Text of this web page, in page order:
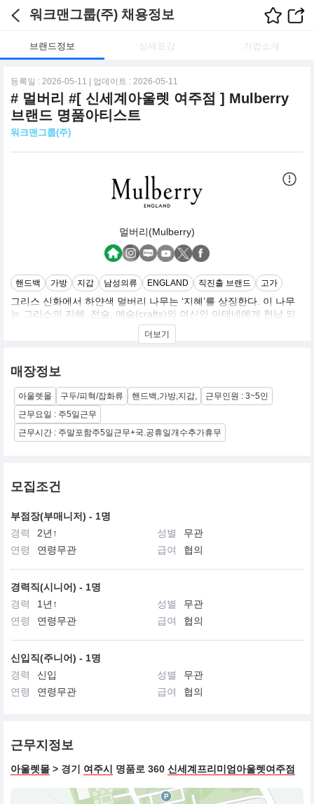
워크맨그룹(주) 채용정보
브랜드정보 상세요강 기업소개
등록일 : 2026-05-11 | 업데이트 : 2026-05-11
# 멀버리 #[ 신세계아울렛 여주점 ] Mulberry
브랜드 명품아티스트
워크맨그룹(주)
멀버리(Mulberry)
핸드백 가방 지갑 남성의류 ENGLAND 직진출 브랜드 고가
그리스 신화에서 하얀색 멀버리 나무는 ‘지혜’를 상징한다. 이 나무
는 그리스의 지혜, 전술, 예술(crafts)의 여신인 아테네에게 헌납 되
었다. 청렴결백, 영웅의 수호자, 가내 수공업의 후원자인 아테네는
멀버리 회사와 많은 가치들을 공유한다.
멀버리는 1971년 창립 이래 여러 변화들을 겪는다. 최근 10년간 패
션 산업은 더욱더 복잡하고 경쟁적이어만 갔고, 멀버리는 이 경쟁에
대해 좀더 거시적으로 접근해야만 했다 패션 하우스, 잡화 브랜드,
럭셔리 할인매장, 고급의류매장, 보석상, 고급 식당, 심지어 개인 전
자 제품조차 멀버리와 함께 경쟁 한다. 이와 대응하여 우리는 진정한
유산인 멀버리의 정신과 가치를 집중하기로 했다. ?최고의 수공예
품질과 제품 특유의 매력이 그것이다.
더보기
매장정보
아울렛몰 구두/피혁/잡화류 핸드백,가방,지갑,
근무인원 : 3~5인
근무요일 : 주5일근무
근무시간 : 주말포함주5일근무+국.공휴일개수추가휴무
모집조건
부점장(부매니저) - 1명
경력
2년↑ 성별
무관
연령
연령무관 급여 협의
경력직(시니어) - 1명
경력
1년↑ 성별
무관
연령
연령무관 급여 협의
신입직(주니어) - 1명
경력
신입 성별
무관
연령
연령무관 급여 협의
근무지정보
아울렛몰 > 경기 여주시 명품로 360 신세계프리미엄아울렛여주점